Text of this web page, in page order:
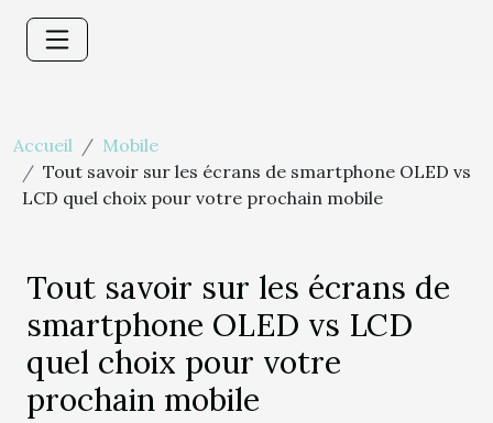
Accueil
Mobile
Tout savoir sur les écrans de smartphone OLED vs
LCD quel choix pour votre prochain mobile
Tout savoir sur les écrans de
smartphone OLED vs LCD
quel choix pour votre
prochain mobile